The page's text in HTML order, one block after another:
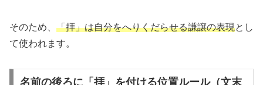
そのため、 「拝」は自分をへりくだらせる謙譲の表現とし
て使われます。
名前の後ろに「拝」を付ける位置ルール（文末